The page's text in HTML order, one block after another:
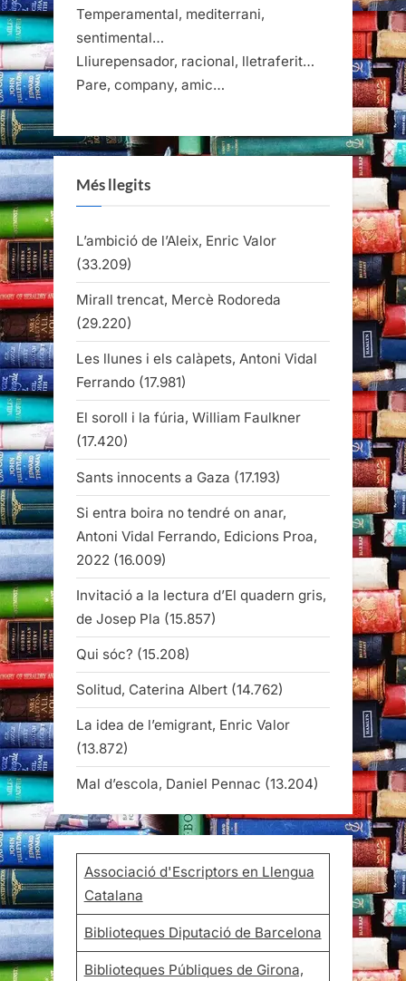
Temperamental, mediterrani,
sentimental…
Lliurepensador, racional, lletraferit…
Pare, company, amic…
Més llegits
L’ambició de l’Aleix, Enric Valor
(33.209)
Mirall trencat, Mercè Rodoreda
(29.220)
Les llunes i els calàpets, Antoni Vidal
Ferrando (17.981)
El soroll i la fúria, William Faulkner
(17.420)
Sants innocents a Gaza (17.193)
Si entra boira no tendré on anar,
Antoni Vidal Ferrando, Edicions Proa,
2022 (16.009)
Invitació a la lectura d’El quadern gris,
de Josep Pla (15.857)
Qui sóc? (15.208)
Solitud, Caterina Albert (14.762)
La idea de l’emigrant, Enric Valor
(13.872)
Mal d’escola, Daniel Pennac (13.204)
Associació d'Escriptors en Llengua
Catalana
Biblioteques Diputació de Barcelona
Biblioteques Públiques de Girona,